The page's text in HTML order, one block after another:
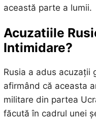
această parte a lumii.
Acuzatiile
Intimidare?
Rusia a adus acuzații
afirmând că aceasta
militare din partea
făcută în cadrul unei